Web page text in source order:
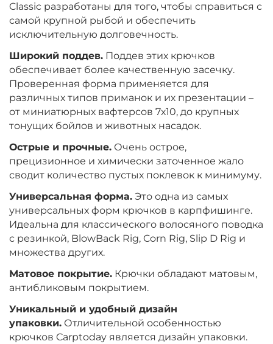
Classic разработаны для того, чтобы справиться с
самой крупной рыбой и обеспечить
исключительную долговечность.
Широкий поддев. Поддев этих крючков
обеспечивает более качественную засечку.
Проверенная форма применяется для
различных типов приманок и их презентации –
от миниатюрных вафтерсов 7х10, до крупных
тонущих бойлов и животных насадок.
Острые и прочные. Очень острое,
прецизионное и химически заточенное жало
сводит количество пустых поклевок к минимуму.
Универсальная форма. Это одна из самых
универсальных форм крючков в карпфишинге.
Идеальна для классического волосяного поводка
с резинкой, BlowBack Rig, Corn Rig, Slip D Rig и
множества других.
Матовое покрытие. Крючки обладают матовым,
антибликовым покрытием.
Уникальный и удобный дизайн
упаковки. Отличительной особенностью
крючков Carptoday является дизайн упаковки.